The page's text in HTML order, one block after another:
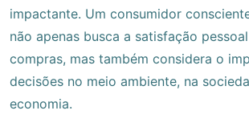
impactante. Um consumidor
não apenas busca a satisfação
compras, mas também considera o
decisões no meio ambiente, na
economia.